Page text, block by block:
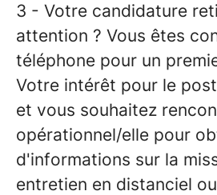
3 - Votre candidature
attention ? Vous êtes
téléphone pour un
Votre intérêt pour le
et vous souhaitez
opérationnel/elle pour
d'informations sur la
entretien en distanciel